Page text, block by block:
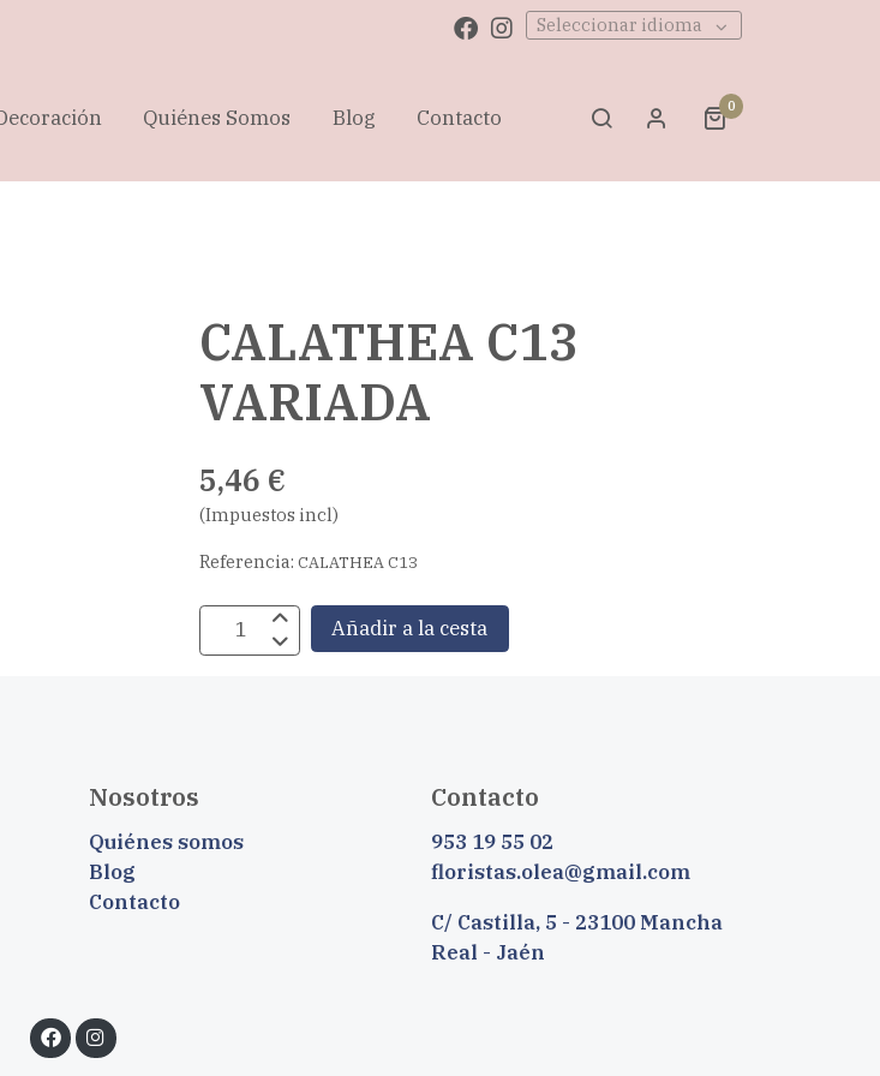
Seleccionar idioma
Quiénes Somos Blog Contacto 0
CALATHEA C13
VARIADA
5,46 €
(Impuestos incl)
Referencia:CALATHEA C13
Añadir a la cesta
Nosotros
Quiénes somos
Blog
Contacto
Contacto
953 19 55 02
floristas.olea@gmail.com
C/ Castilla, 5 - 23100 Mancha
Real - Jaén